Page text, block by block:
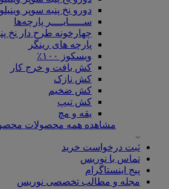
دورو نخ پنبه سوپر
ســـــایــــر پارچه‌ها
چهارخونه طرح دار نخ
پارچه های رینگر
ویسکوز ۱۰۰٪
کش بافت و خرج کار
کش نازک
کش ضخیم
کش تیپ
یقه و مچ
مشاهده همه محصولات
ثبت درخواست خرید
تماس با نوریس
پیج اینستاگرام
مجله و مطالب تخصصی نوریس